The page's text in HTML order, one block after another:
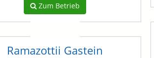
Zum Betrieb
Ramazottii Gastein